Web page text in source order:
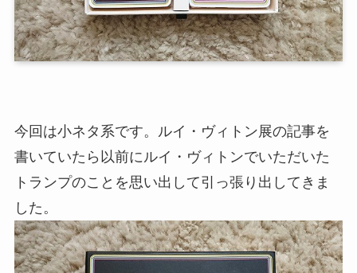
今回は小ネタ系です。ルイ・ヴィトン展の記事を
書いていたら以前にルイ・ヴィトンでいただいた
トランプのことを思い出して引っ張り出してきま
した。